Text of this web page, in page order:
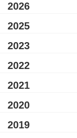
2026
2025
2023
2022
2021
2020
2019